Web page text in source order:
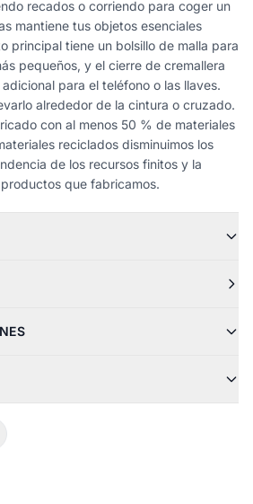
recados o corriendo para coger un
mantiene tus objetos esenciales
principal tiene un bolsillo de malla para
pequeños, y el cierre de cremallera
para el teléfono o las llaves.
alrededor de la cintura o cruzado.
con al menos 50 % de materiales
reciclados disminuimos los
de los recursos finitos y la
que fabricamos.